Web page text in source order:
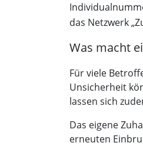
das Netzwerk
Was macht
Für viele
Unsicherheit
lassen sich
Das eigene
erneuten